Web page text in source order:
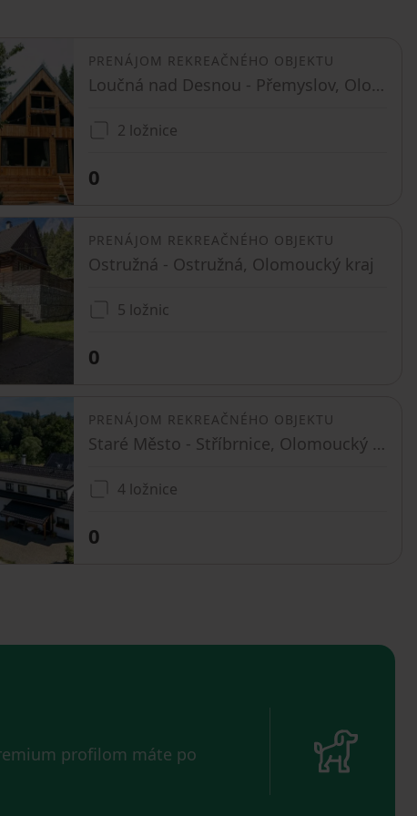
PRENÁJOM REKREAČNÉHO OBJEKTU
Loučná nad Desnou - Přemyslov, Olomoucký kraj
2 ložnice
0
PRENÁJOM REKREAČNÉHO OBJEKTU
Ostružná - Ostružná, Olomoucký kraj
5 ložnic
0
PRENÁJOM REKREAČNÉHO OBJEKTU
Staré Město - Stříbrnice, Olomoucký kraj
4 ložnice
0
profilom máte po